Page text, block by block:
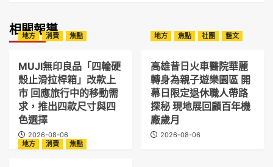
相關報導
地方 消費 焦點
MUJI無印良品「四輪硬
殼止滑拉桿箱」改款上
市 回應旅行中的移動需
求，推出四款尺寸與四
色選擇
2026-08-06
地方 焦點 社團 藝文
高雄昔日火車醫院華麗
轉身為親子遊樂園區 開
幕日限定退休職人帶路
探秘 現地展回顧百年機
廠歲月
2026-08-06
地方
消費 焦點